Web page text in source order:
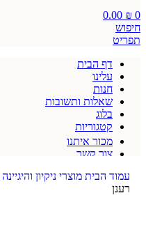
0
0.00 ₪
חיפוש
תפריט
דף הבית
עלינו
חנות
שאלות ותשובות
בלוג
קטגוריות
מכור איתנו
צור קשר
עמוד הבית מוצרי ניקיון והיגיינה
רענן